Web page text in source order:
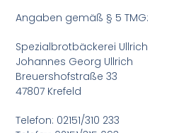
Angaben gemäß § 5 TMG:
Spezialbrotbäckerei Ullrich
Johannes Georg Ullrich
Breuershofstraße 33
47807 Krefeld
Telefon: 02151/310 233